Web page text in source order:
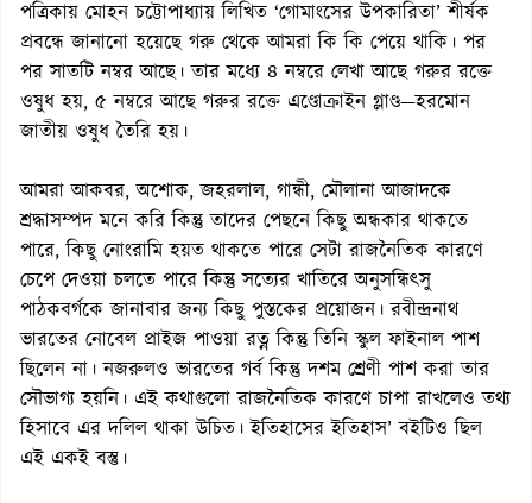
পত্রিকায় মোহন চট্টোপাধ্যায় লিখিত ‘গোমাংসের উপকারিতা’ শীর্ষক
প্রবন্ধে জানানো হয়েছে গরু থেকে আমরা কি কি পেয়ে থাকি। পর
পর সাতটি নম্বর আছে। তার মধ্যে ৪ নম্বরে লেখা আছে গরুর রক্তে
ওষুধ হয়, ৫ নম্বরে আছে গরুর রক্তে এণ্ডোক্রাইন গ্লাণ্ড—হরমোন
জাতীয় ওষুধ তৈরি হয়।
আমরা আকবর, অশোক, জহরলাল, গান্ধী, মৌলানা আজাদকে
শ্রদ্ধাসম্পদ মনে করি কিন্তু তাদের পেছনে কিছু অন্ধকার থাকতে
পারে, কিছু নোংরামি হয়ত থাকতে পারে সেটা রাজনৈতিক কারণে
চেপে দেওয়া চলতে পারে কিন্তু সত্যের খাতিরে অনুসন্ধিৎসু
পাঠকবর্গকে জানাবার জন্য কিছু পুস্তকের প্রয়োজন। রবীন্দ্রনাথ
ভারতের নোবেল প্রাইজ পাওয়া রত্ন কিন্তু তিনি স্কুল ফাইনাল পাশ
ছিলেন না। নজরুলও ভারতের গর্ব কিন্তু দশম শ্রেণী পাশ করা তার
সৌভাগ্য হয়নি। এই কথাগুলো রাজনৈতিক কারণে চাপা রাখলেও তথ্য
হিসাবে এর দলিল থাকা উচিত। ইতিহাসের ইতিহাস’ বইটিও ছিল
এই একই বস্তু।